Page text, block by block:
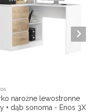
narożne lewostronne
+ dąb sonoma - Enos 3X